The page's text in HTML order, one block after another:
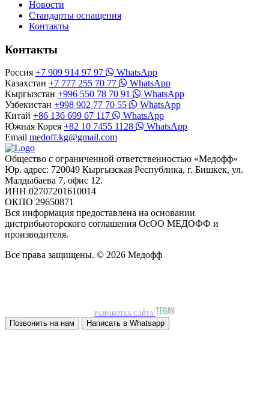
Новости
Стандарты оснащения
Контакты
Контакты
Россия +7 909 914 97 97
WhatsApp
Казахстан +7 777 255 70 77
WhatsApp
Кыргызстан +996 550 78 70 91
WhatsApp
Узбекистан +998 902 77 70 55
WhatsApp
Китай +86 136 699 67 117
WhatsApp
Южная Корея +82 10 7455 1128
WhatsApp
Email medoff.kg@gmail.com
Общество с ограниченной ответственностью «Медофф»
Юр. адрес: 720049 Кыргызская Республика, г. Бишкек, ул.
Малдыбаева 7, офис 12.
ИНН 02707201610014
ОКПО 29650871
Вся информация предоставлена на основании
дистрибьюторского соглашения ОсОО МЕДОФФ и
производителя.
Все права защищены. © 2026 Медофф
РАЗРАБОТКА САЙТА
Позвонить на нам Написать в Whatsapp